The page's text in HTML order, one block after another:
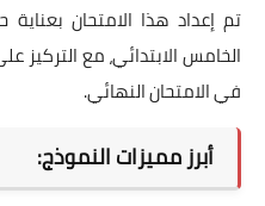
تم إعداد هذا الامتحان
الخامس الابتدائي، مع التركيز
في الامتحان النهائي.
أبرز مميزات النموذج: